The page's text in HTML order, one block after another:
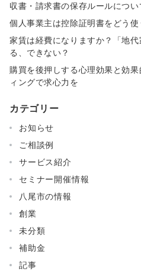
収書・請求書の保存ルールについ
個人事業主は控除証明書をどう使
家賃は経費になりますか？「地
る、できない？
購買を後押しする心理効果と効
ィングで求心力を
カテゴリー
お知らせ
ご相談例
サービス紹介
セミナー開催情報
八尾市の情報
創業
未分類
補助金
記事